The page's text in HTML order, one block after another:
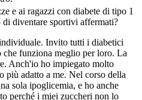
e ai ragazzi con diabete di tipo 1
diventare sportivi affermati?
Invito tutti i diabetici
che funziona meglio per loro. La
Anch'io ho impiegato molto
più adatto a me. Nel corso della
sola ipoglicemia, e ho anche
perché i miei zuccheri non lo